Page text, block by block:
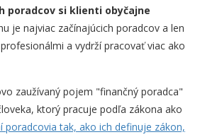
poradcov si klienti obyčajne
je najviac začínajúcich poradcov a len
a vydrží pracovať viac ako
zaužívaný pojem "finančný poradca"
ktorý pracuje podľa zákona ako
poradcovia tak, ako ich definuje zákon,